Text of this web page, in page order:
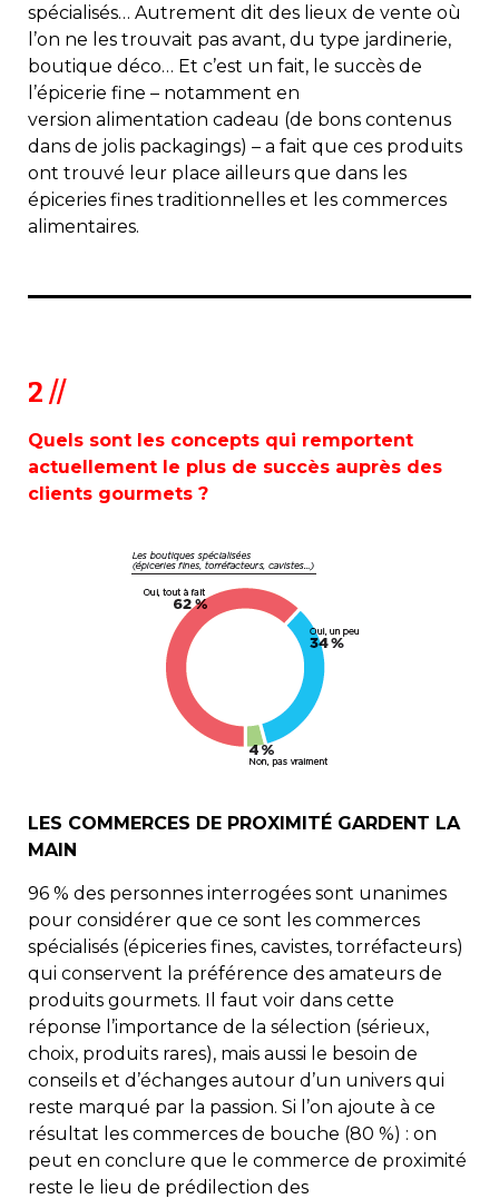
spécialisés… Autrement dit des lieux de vente où
l’on ne les trouvait pas avant, du type jardinerie,
boutique déco… Et c’est un fait, le succès de
l’épicerie fine – notamment en
version alimentation cadeau (de bons contenus
dans de jolis packagings) – a fait que ces produits
ont trouvé leur place ailleurs que dans les
épiceries fines traditionnelles et les commerces
alimentaires.
2 //
Quels sont les concepts qui remportent
actuellement le plus de succès auprès des
clients gourmets ?
LES COMMERCES DE PROXIMITÉ GARDENT LA
MAIN
96 % des personnes interrogées sont unanimes
pour considérer que ce sont les commerces
spécialisés (épiceries fines, cavistes, torréfacteurs)
qui conservent la préférence des amateurs de
produits gourmets. Il faut voir dans cette
réponse l’importance de la sélection (sérieux,
choix, produits rares), mais aussi le besoin de
conseils et d’échanges autour d’un univers qui
reste marqué par la passion. Si l’on ajoute à ce
résultat les commerces de bouche (80 %) : on
peut en conclure que le commerce de proximité
reste le lieu de prédilection des